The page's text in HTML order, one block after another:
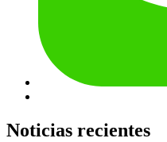
Noticias recientes